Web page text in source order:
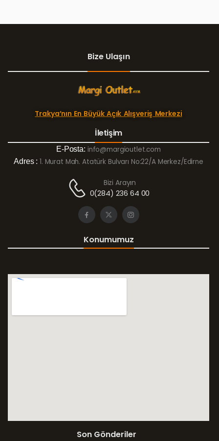
Bize Ulaşın
Trakya’nın En Büyük Açık Alışveriş Merkezi
İletişim
E-Posta: info@margioutlet.com
Adres : 1. Murat Mah. Atatürk Bulvarı No:22/A Merkez/Edirne
Bizi Arayın
0(284) 236 64 00
Konumumuz
Son Gönderiler